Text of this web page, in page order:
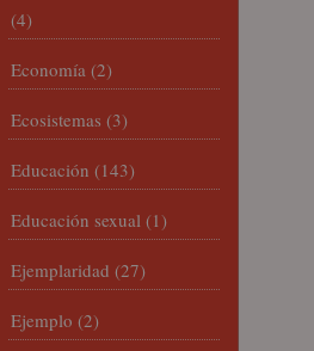
(4)
Economía (2)
Ecosistemas (3)
Educación (143)
Educación sexual (1)
Ejemplaridad (27)
Ejemplo (2)